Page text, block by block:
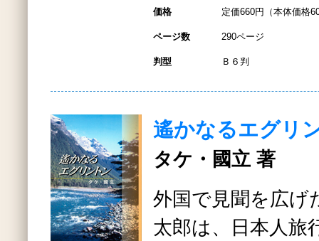
価格 定価660円（本体価格
ページ数 290ページ
判型 Ｂ６判
遙かなるエグリ
タケ・國立 著
外国で見聞を広げ
太郎は、日本人旅